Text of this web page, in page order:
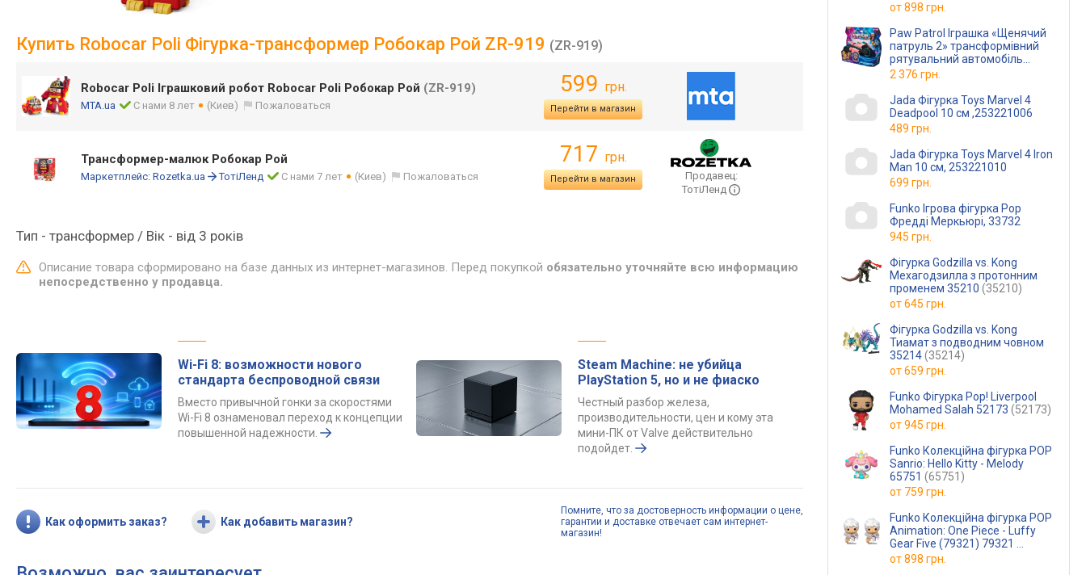
Купить Robocar Poli Фігурка-трансформер Робокар Рой ZR-919 (ZR-919)
Robocar Poli Іграшковий робот Robocar Poli Робокар Рой (ZR-919)
MTA.ua С нами 8 лет (Киев) Пожаловаться
599 грн.
Перейти в магазин
Трансформер-малюк Робокар Рой
Маркетплейс: Rozetka.ua ТотіЛенд С нами 7 лет (Киев) Пожаловаться
717 грн.
Перейти в магазин
Продавец:
ТотіЛенд
Тип - трансформер / Вік - від 3 років
Описание товара сформировано на базе данных из интернет-магазинов. Перед покупкой обязательно уточняйте всю информацию
непосредственно у продавца.
Wi-Fi 8: возможности нового
стандарта беспроводной связи
Вместо привычной гонки за скоростями
Wi-Fi 8 ознаменовал переход к концепции
повышенной надежности.
Steam Machine: не убийца
PlayStation 5, но и не фиаско
Честный разбор железа,
производительности, цен и кому эта
мини-ПК от Valve действительно
подойдет.
Как оформить заказ? Как добавить магазин?
Помните, что за достоверность информации о цене,
гарантии и доставке отвечает сам интернет-
магазин!
от898 грн.
Paw Patrol Іграшка «Щенячий
патруль 2» трансформівний
рятувальний автомобіль
Beibei
2 376 грн.
Jada Фігурка Toys Marvel 4
Deadpool 10 cм ,253221006
489 грн.
Jada Фігурка Toys Marvel 4 Iron
Man 10 cм, 253221010
699 грн.
Funko Ігрова фігурка Pop
Фредді Меркьюрі, 33732
945 грн.
Фігурка Godzilla vs. Kong
Мехагодзилла з протонним
променем 35210 (35210)
от645 грн.
Фігурка Godzilla vs. Kong
Тиамат з подводним човном
35214(35214)
от659 грн.
Funko Фігурка Pop! Liverpool
Mohamed Salah 52173 (52173)
от945 грн.
Funko Колекційна фігурка POP
Sanrio: Hello Kitty - Melody
65751 (65751)
от 759 грн.
Funko Колекційна фігурка POP
Animation: One Piece - Luffy
Gear Five (79321) 79321
(Random)
от898 грн.